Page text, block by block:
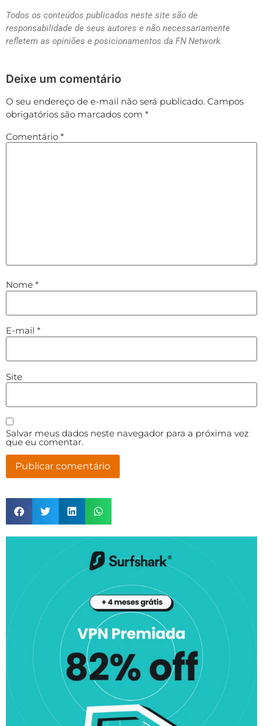
Todos os conteúdos publicados neste site são de
responsabilidade de seus autores e não necessariamente
refletem as opiniões e posicionamentos da FN Network.
Deixe um comentário
O seu endereço de e-mail não será publicado. Campos
obrigatórios são marcados com *
Comentário *
Nome *
E-mail *
Site
Salvar meus dados neste navegador para a próxima vez
que eu comentar.